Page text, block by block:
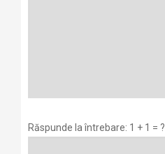
Răspunde la întrebare: 1 + 1 = ?